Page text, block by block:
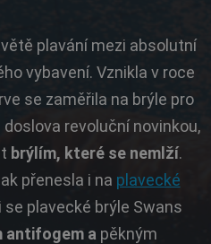
plavání mezi absolutní
vybavení. Vznikla v roce
se zaměřila na brýle pro
revoluční novinkou,
brýlím, které se nemlží.
přenesla i na plavecké
plavecké brýle Swans
antifogem a pěkným